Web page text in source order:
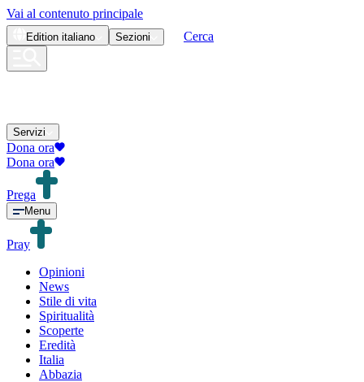
Vai al contenuto principale
Edition italiano Sezioni Cerca
Servizi
Dona ora
Dona ora
Prega
Menu
Pray
Opinioni
News
Stile di vita
Spiritualità
Scoperte
Eredità
Italia
Abbazia